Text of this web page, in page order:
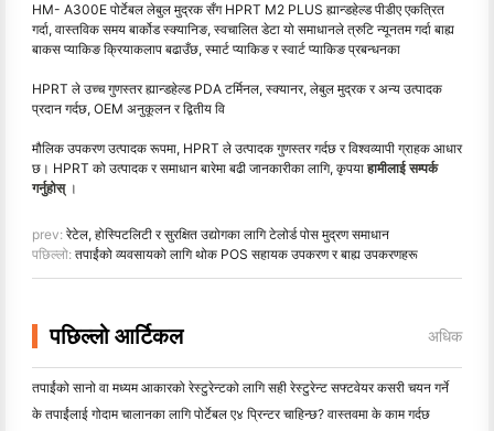
HM- A300E पोर्टेबल लेबुल मुद्रक सँग HPRT M2 PLUS ह्यान्डहेल्ड पीडीए एकत्रित
गर्दा, वास्तविक समय बार्कोड स्क्यानिङ, स्वचालित डेटा यो समाधानले त्रुटि न्यूनतम गर्दा बाह्य
बाकस प्याकिङ क्रियाकलाप बढाउँछ, स्मार्ट प्याकिङ र स्वार्ट प्याकिङ प्रबन्धनका
HPRT ले उच्च गुणस्तर ह्यान्डहेल्ड PDA टर्मिनल, स्क्यानर, लेबुल मुद्रक र अन्य उत्पादक
प्रदान गर्दछ, OEM अनुकूलन र द्वितीय वि
मौलिक उपकरण उत्पादक रूपमा, HPRT ले उत्पादक गुणस्तर गर्दछ र विश्वव्यापी ग्राहक आधार
छ। HPRT को उत्पादक र समाधान बारेमा बढी जानकारीका लागि, कृपया हामीलाई सम्पर्क
गर्नुहोस्।
prev: रेटेल, होस्पिटलिटी र सुरक्षित उद्योगका लागि टेलोर्ड पोस मुद्रण समाधान
पछिल्लो: तपाईंको व्यवसायको लागि थोक POS सहायक उपकरण र बाह्य उपकरणहरू
पछिल्लो आर्टिकल अधिक
तपाईंको सानो वा मध्यम आकारको रेस्टुरेन्टको लागि सही रेस्टुरेन्ट सफ्टवेयर कसरी चयन गर्ने
के तपाईंलाई गोदाम चालानका लागि पोर्टेबल ए४ प्रिन्टर चाहिन्छ? वास्तवमा के काम गर्दछ